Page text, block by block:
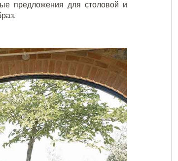
предложения для столовой и